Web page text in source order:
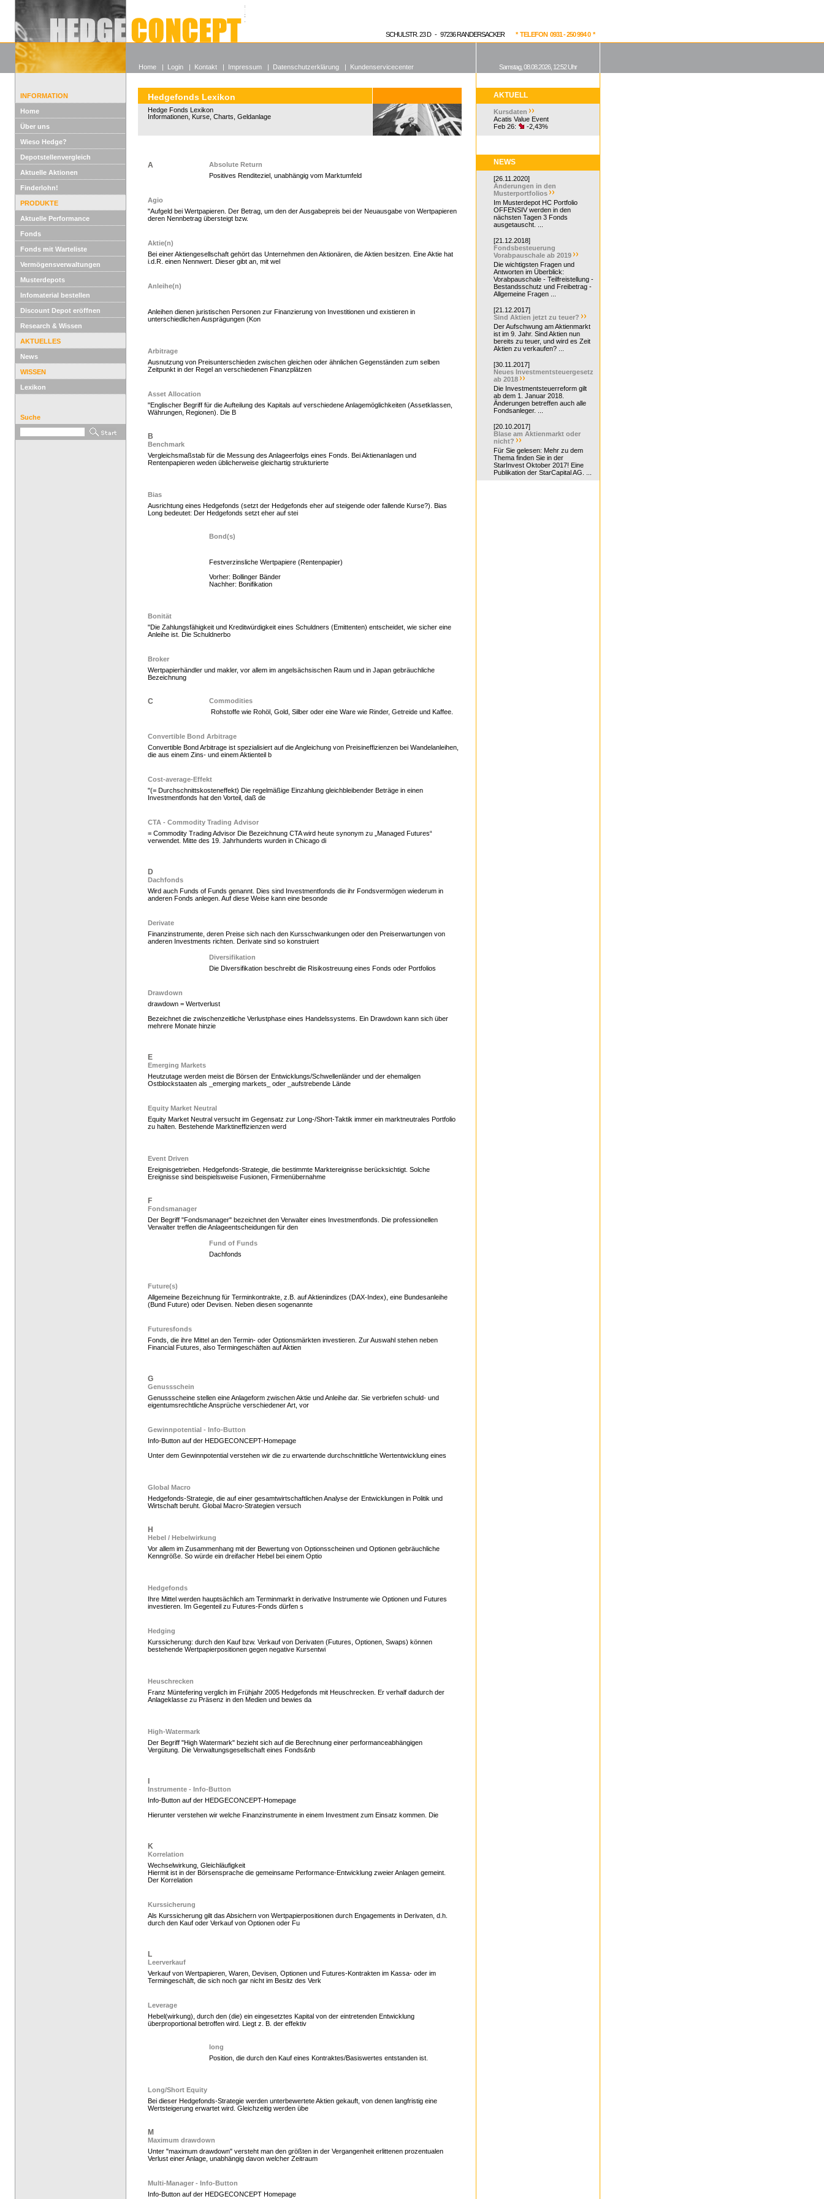
Alle offenen Fonds
Wieso Hedgefonds?
SCHULSTR. 23 D - 97236 RANDERSACKER * TELEFON 0931 - 250 994 0 *
INFORMATION
Home
Über uns
Wieso Hedge?
Depotstellenvergleich
Aktuelle Aktionen
Finderlohn!
PRODUKTE
Aktuelle Performance
Fonds
Fonds mit Warteliste
Vermögensverwaltungen
Musterdepots
Infomaterial bestellen
Discount Depot eröffnen
Research & Wissen
AKTUELLES
News
WISSEN
Lexikon
Suche
Hedgefonds Lexikon
Hedge Fonds Lexikon
Informationen, Kurse, Charts, Geldanlage
A
Absolute Return
Positives Renditeziel, unabhängig vom Marktumfeld
Agio
"Aufgeld bei Wertpapieren. Der Betrag, um den der Ausgabepreis bei der Neuausgabe von Wertpapieren
deren Nennbetrag übersteigt bzw.
Aktie(n)
Bei einer Aktiengesellschaft gehört das Unternehmen den Aktionären, die Aktien besitzen. Eine Aktie hat
i.d.R. einen Nennwert. Dieser gibt an, mit wel
Anleihe(n)
Anleihen dienen juristischen Personen zur Finanzierung von Investitionen und existieren in
unterschiedlichen Ausprägungen (Kon
Arbitrage
Ausnutzung von Preisunterschieden zwischen gleichen oder ähnlichen Gegenständen zum selben
Zeitpunkt in der Regel an verschiedenen Finanzplätzen
Asset Allocation
"Englischer Begriff für die Aufteilung des Kapitals auf verschiedene Anlagemöglichkeiten (Assetklassen,
Währungen, Regionen). Die B
B
Benchmark
Vergleichsmaßstab für die Messung des Anlageerfolgs eines Fonds. Bei Aktienanlagen und
Rentenpapieren weden üblicherweise gleichartig strukturierte
Bias
Ausrichtung eines Hedgefonds (setzt der Hedgefonds eher auf steigende oder fallende Kurse?). Bias
Long bedeutet: Der Hedgefonds setzt eher auf stei
Bond(s)
Festverzinsliche Wertpapiere (Rentenpapier)
Vorher: Bollinger Bänder
Nachher: Bonifikation
Bonität
"Die Zahlungsfähigkeit und Kreditwürdigkeit eines Schuldners (Emittenten) entscheidet, wie sicher eine
Anleihe ist. Die Schuldnerbo
Broker
Wertpapierhändler und makler, vor allem im angelsächsischen Raum und in Japan gebräuchliche
Bezeichnung
C
Commodities
Rohstoffe wie Rohöl, Gold, Silber oder eine Ware wie Rinder, Getreide und Kaffee.
Convertible Bond Arbitrage
Convertible Bond Arbitrage ist spezialisiert auf die Angleichung von Preisineffizienzen bei Wandelanleihen,
die aus einem Zins- und einem Aktienteil b
Cost-average-Effekt
"(= Durchschnittskosteneffekt) Die regelmäßige Einzahlung gleichbleibender Beträge in einen
Investmentfonds hat den Vorteil, daß de
CTA - Commodity Trading Advisor
= Commodity Trading Advisor Die Bezeichnung CTA wird heute synonym zu „Managed Futures“
verwendet. Mitte des 19. Jahrhunderts wurden in Chicago di
D
Dachfonds
Wird auch Funds of Funds genannt. Dies sind Investmentfonds die ihr Fondsvermögen wiederum in
anderen Fonds anlegen. Auf diese Weise kann eine besonde
Derivate
Finanzinstrumente, deren Preise sich nach den Kursschwankungen oder den Preiserwartungen von
anderen Investments richten. Derivate sind so konstruiert
Diversifikation
Die Diversifikation beschreibt die Risikostreuung eines Fonds oder Portfolios
Drawdown
drawdown = Wertverlust
Bezeichnet die zwischenzeitliche Verlustphase eines Handelssystems. Ein Drawdown kann sich über
mehrere Monate hinzie
E
Emerging Markets
Heutzutage werden meist die Börsen der Entwicklungs/Schwellenländer und der ehemaligen
Ostblockstaaten als _emerging markets_ oder _aufstrebende Lände
Equity Market Neutral
Equity Market Neutral versucht im Gegensatz zur Long-/Short-Taktik immer ein marktneutrales Portfolio
zu halten. Bestehende Marktineffizienzen werd
Event Driven
Ereignisgetrieben. Hedgefonds-Strategie, die bestimmte Marktereignisse berücksichtigt. Solche
Ereignisse sind beispielsweise Fusionen, Firmenübernahme
F
Fondsmanager
Der Begriff "Fondsmanager" bezeichnet den Verwalter eines Investmentfonds. Die professionellen
Verwalter treffen die Anlageentscheidungen für den
Fund of Funds
Dachfonds
Future(s)
Allgemeine Bezeichnung für Terminkontrakte, z.B. auf Aktienindizes (DAX-Index), eine Bundesanleihe
(Bund Future) oder Devisen. Neben diesen sogenannte
Futuresfonds
Fonds, die ihre Mittel an den Termin- oder Optionsmärkten investieren. Zur Auswahl stehen neben
Financial Futures, also Termingeschäften auf Aktien
G
Genussschein
Genussscheine stellen eine Anlageform zwischen Aktie und Anleihe dar. Sie verbriefen schuld- und
eigentumsrechtliche Ansprüche verschiedener Art, vor
Gewinnpotential - Info-Button
Info-Button auf der HEDGECONCEPT-Homepage
Unter dem Gewinnpotential verstehen wir die zu erwartende durchschnittliche Wertentwicklung eines
Global Macro
Hedgefonds-Strategie, die auf einer gesamtwirtschaftlichen Analyse der Entwicklungen in Politik und
Wirtschaft beruht. Global Macro-Strategien versuch
H
Hebel / Hebelwirkung
Vor allem im Zusammenhang mit der Bewertung von Optionsscheinen und Optionen gebräuchliche
Kenngröße. So würde ein dreifacher Hebel bei einem Optio
Hedgefonds
Ihre Mittel werden hauptsächlich am Terminmarkt in derivative Instrumente wie Optionen und Futures
investieren. Im Gegenteil zu Futures-Fonds dürfen s
Hedging
Kurssicherung: durch den Kauf bzw. Verkauf von Derivaten (Futures, Optionen, Swaps) können
bestehende Wertpapierpositionen gegen negative Kursentwi
Heuschrecken
Franz Müntefering verglich im Frühjahr 2005 Hedgefonds mit Heuschrecken. Er verhalf dadurch der
Anlageklasse zu Präsenz in den Medien und bewies da
High-Watermark
Der Begriff "High Watermark" bezieht sich auf die Berechnung einer performanceabhängigen
Vergütung. Die Verwaltungsgesellschaft eines Fonds&nb
Instrumente - Info-Button
Info-Button auf der HEDGECONCEPT-Homepage
Hierunter verstehen wir welche Finanzinstrumente in einem Investment zum Einsatz kommen. Die
K
Korrelation
Wechselwirkung, Gleichläufigkeit
Hiermit ist in der Börsensprache die gemeinsame Performance-Entwicklung zweier Anlagen gemeint.
Der Korrelation
Kurssicherung
Als Kurssicherung gilt das Absichern von Wertpapierpositionen durch Engagements in Derivaten, d.h.
durch den Kauf oder Verkauf von Optionen oder Fu
L
Leerverkauf
Verkauf von Wertpapieren, Waren, Devisen, Optionen und Futures-Kontrakten im Kassa- oder im
Termingeschäft, die sich noch gar nicht im Besitz des Verk
Leverage
Hebel(wirkung), durch den (die) ein eingesetztes Kapital von der eintretenden Entwicklung
überproportional betroffen wird. Liegt z. B. der effektiv
long
Position, die durch den Kauf eines Kontraktes/Basiswertes entstanden ist.
Long/Short Equity
Bei dieser Hedgefonds-Strategie werden unterbewertete Aktien gekauft, von denen langfristig eine
Wertsteigerung erwartet wird. Gleichzeitig werden übe
M
Maximum drawdown
Unter "maximum drawdown" versteht man den größten in der Vergangenheit erlittenen prozentualen
Verlust einer Anlage, unabhängig davon welcher Zeitraum
Multi-Manager - Info-Button
Info-Button auf der HEDGECONCEPT Homepage
AKTUELL
Kursdaten
Acatis Value Event
Feb 26:
-2,43%
NEWS
[26.11.2020]
Änderungen in den
Musterportfolios
Im Musterdepot HC Portfolio
OFFENSIV werden in den
nächsten Tagen 3 Fonds
ausgetauscht. ...
[21.12.2018]
Fondsbesteuerung
Vorabpauschale ab 2019
Die wichtigsten Fragen und
Antworten im Überblick:
Vorabpauschale - Teilfreistellung -
Bestandsschutz und Freibetrag -
Allgemeine Fragen ...
[21.12.2017]
Sind Aktien jetzt zu teuer?
Der Aufschwung am Aktienmarkt
ist im 9. Jahr. Sind Aktien nun
bereits zu teuer, und wird es Zeit
Aktien zu verkaufen? ...
[30.11.2017]
Neues Investmentsteuergesetz
ab 2018
Die Investmentsteuerreform gilt
ab dem 1. Januar 2018.
Änderungen betreffen auch alle
Fondsanleger. ...
[20.10.2017]
Blase am Aktienmarkt oder
nicht?
Für Sie gelesen: Mehr zu dem
Thema finden Sie in der
StarInvest Oktober 2017! Eine
Publikation der StarCapital AG. ...
Home | Login | Kontakt | Impressum | Datenschutzerklärung | Kundenservicecenter Samstag, 08.08.2026, 12:52 Uhr